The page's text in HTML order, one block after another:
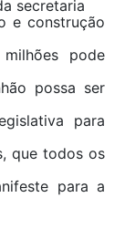
secretaria
e construção
pode
possa ser
para
que todos os
para a